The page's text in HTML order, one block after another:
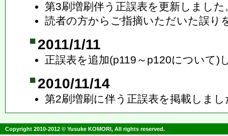
第3刷増刷伴う正誤表を更新しました
読者の方からご指摘いただいた誤り
2011/1/11
正誤表を追加(p119～p120について)
2010/11/14
第2刷増刷に伴う正誤表を掲載しまし
Copyright 2010-2012 © Yusuke KOMORI, All rights reserved.